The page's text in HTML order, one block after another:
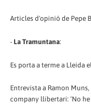
Articles d'opinió de Pepe
- La Tramuntana:
Es porta a terme a Lleida
Entrevista a Ramon
company llibertari: ‘No